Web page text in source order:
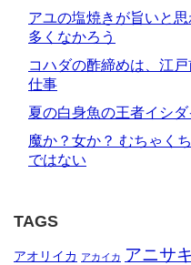
アユの塩焼きが旨いと
多くなかろう
コハダの酢締めは、江
仕事
夏の白身魚の王者イシ
魔か？女か？ むちゃく
ではない
TAGS
アオリイカ アカイカ アニサ